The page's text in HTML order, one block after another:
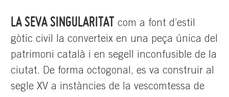
LA SEVA SINGULARITAT com a font d’estil
gòtic civil la converteix en una peça única del
patrimoni català i en segell inconfusible de la
ciutat. De forma octogonal, es va construir al
segle XV a instàncies de la vescomtessa de